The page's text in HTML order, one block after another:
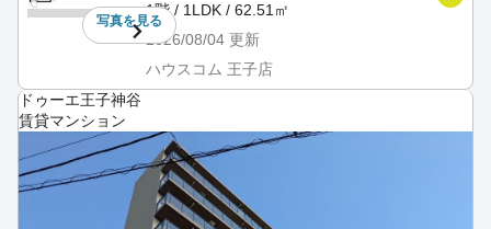
写真を見る
1階 / 1LDK / 62.51㎡
2026/08/04 更新
ハウスコム 王子店
ドゥーエ王子神谷
賃貸マンション